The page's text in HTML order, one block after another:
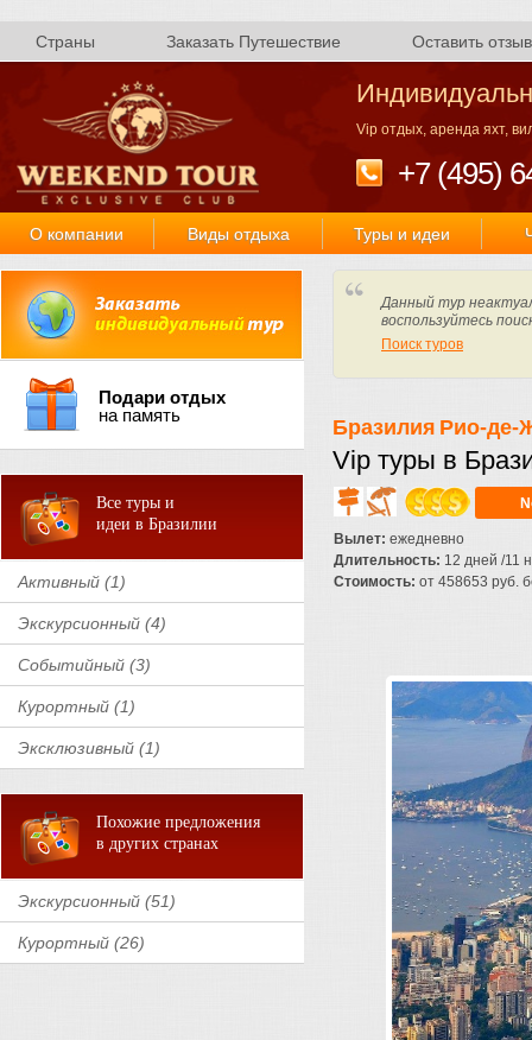
Страны Заказать Путешествие Оставить отзыв
Vip отдых, аренда яхт,
+7 (495)
О компании Виды отдыха Туры и идеи
Подари отдых
на память
Все туры и
идеи в Бразилии
Активный (1)
Экскурсионный (4)
Событийный (3)
Курортный (1)
Эксклюзивный (1)
Похожие предложения
в других странах
Экскурсионный (51)
Курортный (26)
Данный тур
воспользуйтесь
Поиск туров
Бразилия Рио-де-
Vip туры в
Вылет: ежедневно
Длительность: 12 дней /11
Стоимость: от 458653 руб.